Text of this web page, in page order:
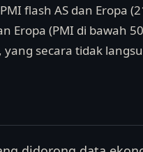
flash AS dan
Eropa (PMI di bawah
secara tidak